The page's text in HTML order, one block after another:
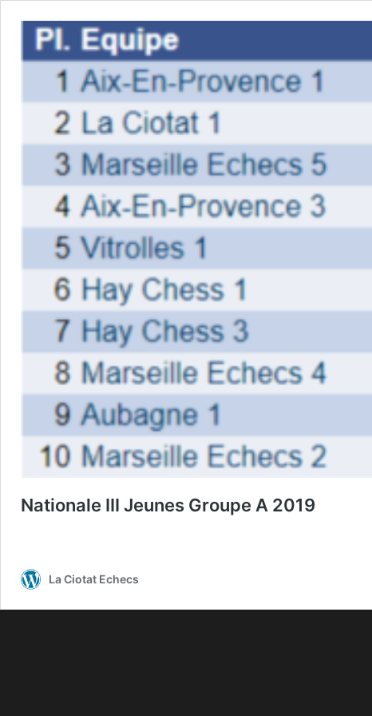
Nationale III Jeunes Groupe A 2019
La Ciotat Echecs